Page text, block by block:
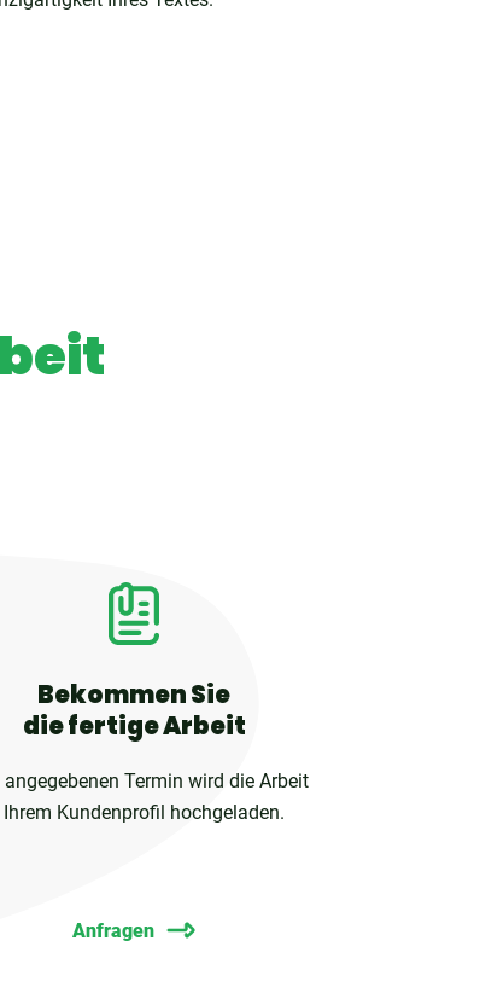
Bekommen Sie
die fertige Arbeit
Termin wird die Arbeit
Ihrem Kundenprofil hochgeladen.
Anfragen